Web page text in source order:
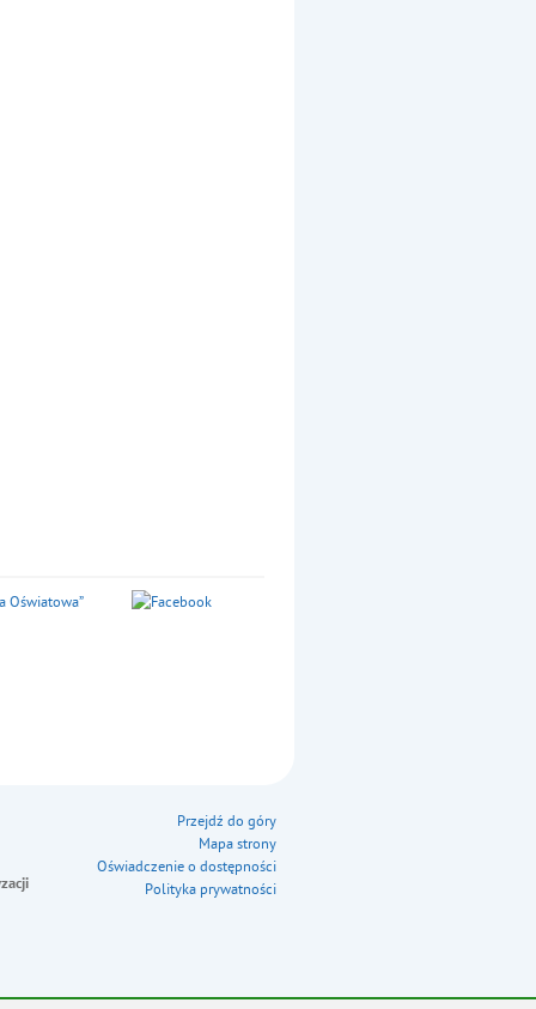
Przejdź do góry
Mapa strony
Oświadczenie o dostępności
Polityka prywatności